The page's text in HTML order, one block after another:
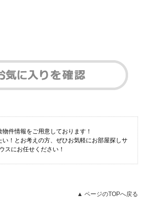
件情報をご用意しております！
！とお考えの方、ぜひお気軽にお部屋探しサ
スにお任せください！
▲ ページのTOPへ戻る